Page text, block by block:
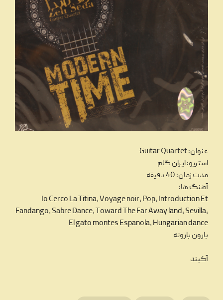
عنوان: Guitar Quartet
استریو: ایران گام
مدت زمان: 40 دقیقه
آهنگ ها:
Io Cerco La Titina، Voyage noir، Pop، Introduction Et
Fandango، Sabre Dance، Toward The Far Away land، Sevilla،
El gato montes Espanola، Hungarian dance
بارون بارونه
آکبند